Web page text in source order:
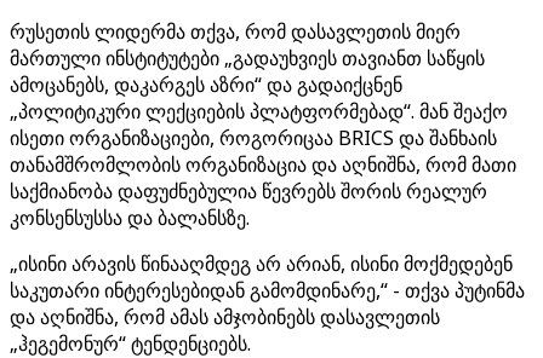
რუსეთის ლიდერმა თქვა, რომ დასავლეთის მიერ
მართული ინსტიტუტები „გადაუხვიეს თავიანთ საწყის
ამოცანებს, დაკარგეს აზრი“ და გადაიქცნენ
„პოლიტიკური ლექციების პლატფორმებად“. მან შეაქო
ისეთი ორგანიზაციები, როგორიცაა BRICS და შანხაის
თანამშრომლობის ორგანიზაცია და აღნიშნა, რომ მათი
საქმიანობა დაფუძნებულია წევრებს შორის რეალურ
კონსენსუსსა და ბალანსზე.
„ისინი არავის წინააღმდეგ არ არიან, ისინი მოქმედებენ
საკუთარი ინტერესებიდან გამომდინარე,“ - თქვა პუტინმა
და აღნიშნა, რომ ამას ამჯობინებს დასავლეთის
„ჰეგემონურ“ ტენდენციებს.